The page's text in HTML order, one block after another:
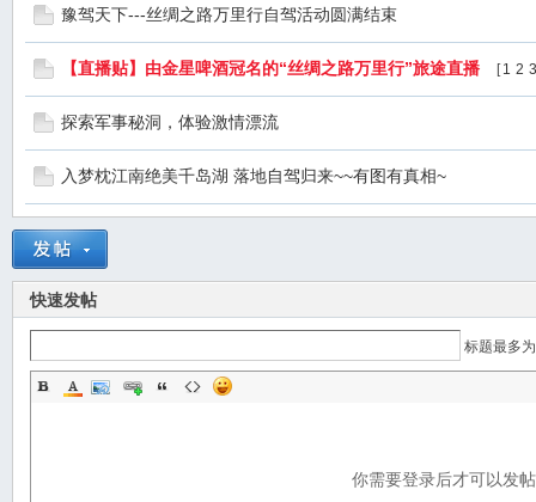
豫驾天下---丝绸之路万里行自驾活动圆满结束
【直播贴】由金星啤酒冠名的“丝绸之路万里行”旅途直播 [ 1 2 3
探索军事秘洞，体验激情漂流
入梦枕江南绝美千岛湖 落地自驾归来~~有图有真相~
快速发帖
标题最多
你需要登录后才可以发